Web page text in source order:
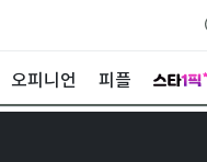
오피니언 피플